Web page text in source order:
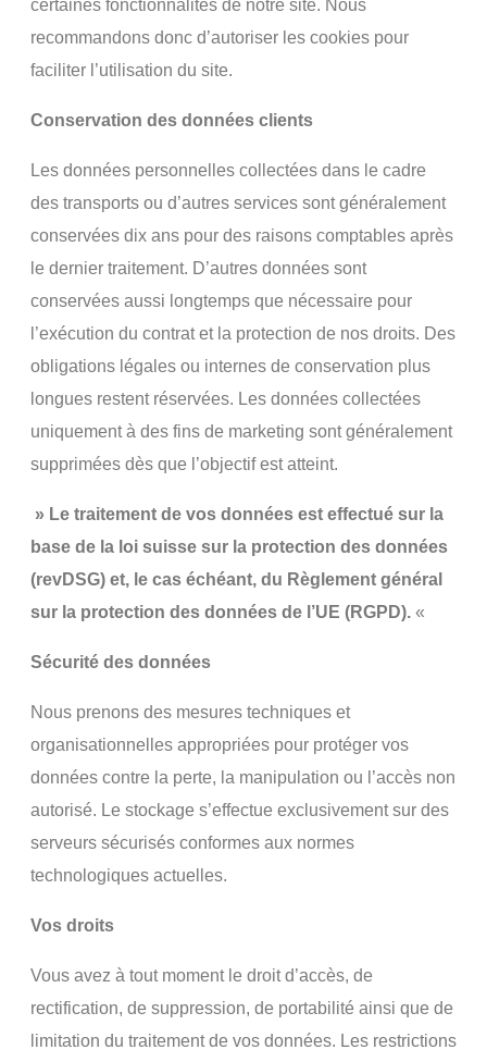
certaines fonctionnalités de notre site. Nous
recommandons donc d’autoriser les cookies pour
faciliter l’utilisation du site.
Conservation des données clients
Les données personnelles collectées dans le cadre
des transports ou d’autres services sont généralement
conservées dix ans pour des raisons comptables après
le dernier traitement. D’autres données sont
conservées aussi longtemps que nécessaire pour
l’exécution du contrat et la protection de nos droits. Des
obligations légales ou internes de conservation plus
longues restent réservées. Les données collectées
uniquement à des fins de marketing sont généralement
supprimées dès que l’objectif est atteint.
» Le traitement de vos données est effectué sur la
base de la loi suisse sur la protection des données
(revDSG) et, le cas échéant, du Règlement général
sur la protection des données de l’UE (RGPD). «
Sécurité des données
Nous prenons des mesures techniques et
organisationnelles appropriées pour protéger vos
données contre la perte, la manipulation ou l’accès non
autorisé. Le stockage s’effectue exclusivement sur des
serveurs sécurisés conformes aux normes
technologiques actuelles.
Vos droits
Vous avez à tout moment le droit d’accès, de
rectification, de suppression, de portabilité ainsi que de
limitation du traitement de vos données. Les restrictions